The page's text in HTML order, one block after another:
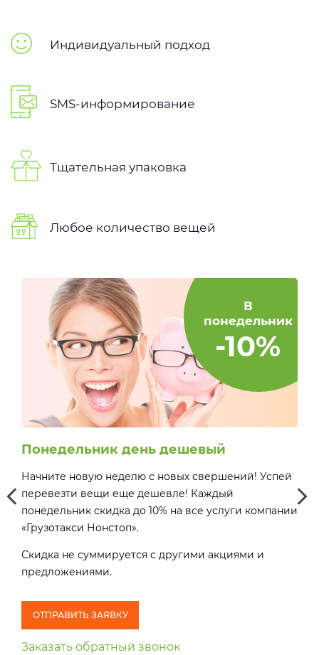
Индивидуальный подход
SMS-информирование
Тщательная упаковка
Любое количество вещей
В
понедельник
-10%
Понедельник день дешевый
Начните новую неделю с новых свершений! Успей
перевезти вещи еще дешевле! Каждый
понедельник скидка до 10% на все услуги компании
«Грузотакси Нонстоп».
Скидка не суммируется с другими акциями и
предложениями.
ОТПРАВИТЬ ЗАЯВКУ
Заказать обратный звонок